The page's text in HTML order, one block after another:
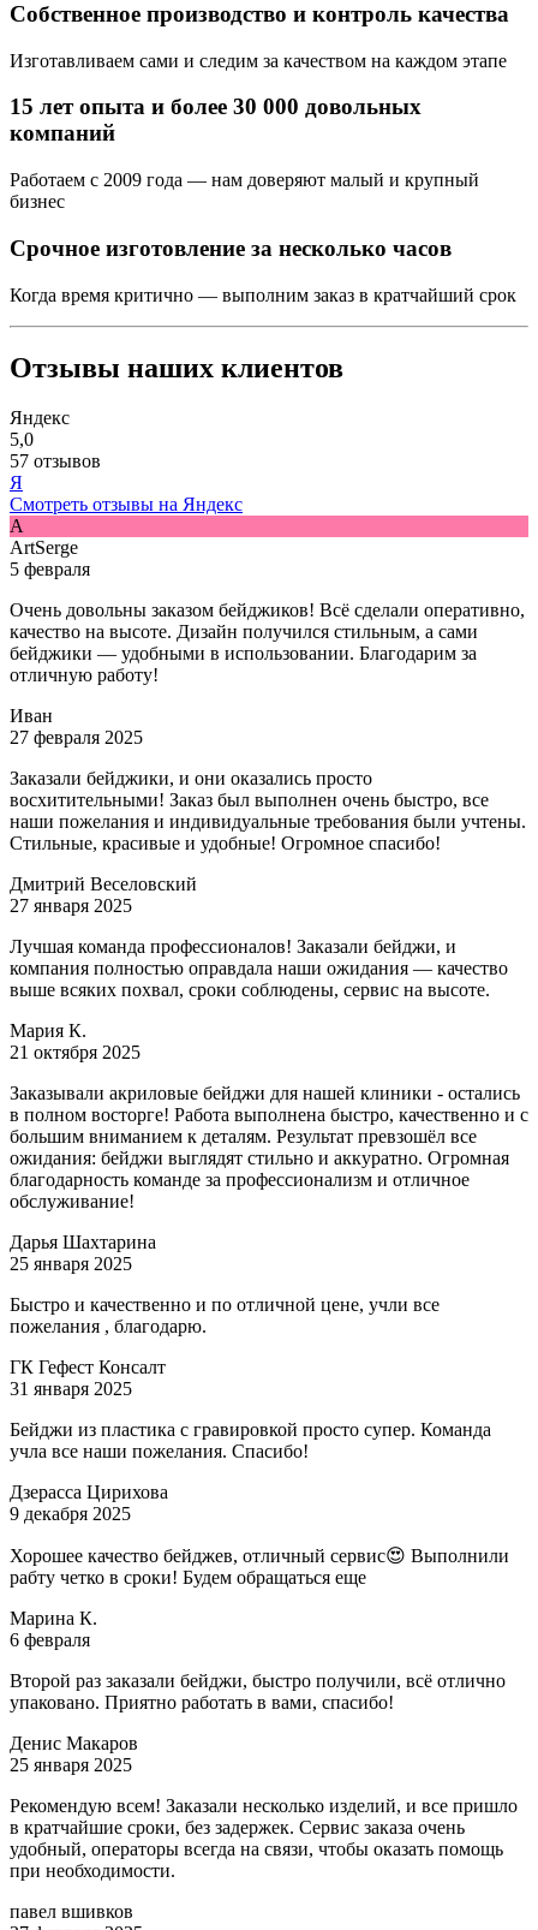
Собственное производство и контроль качества
Изготавливаем сами и следим за качеством на каждом этапе
15 лет опыта и более 30 000 довольных
компаний
Работаем с 2009 года — нам доверяют малый и крупный
бизнес
Срочное изготовление за несколько часов
Когда время критично — выполним заказ в кратчайший срок
Отзывы наших клиентов
Яндекс
5,0
57 отзывов
Я
Смотреть отзывы на Яндекс
A
ArtSerge
5 февраля
Очень довольны заказом бейджиков! Всё сделали оперативно,
качество на высоте. Дизайн получился стильным, а сами
бейджики — удобными в использовании. Благодарим за
отличную работу!
Иван
27 февраля 2025
Заказали бейджики, и они оказались просто
восхитительными! Заказ был выполнен очень быстро, все
наши пожелания и индивидуальные требования были учтены.
Стильные, красивые и удобные! Огромное спасибо!
Дмитрий Веселовский
27 января 2025
Лучшая команда профессионалов! Заказали бейджи, и
компания полностью оправдала наши ожидания — качество
выше всяких похвал, сроки соблюдены, сервис на высоте.
Мария К.
21 октября 2025
Заказывали акриловые бейджи для нашей клиники - остались
в полном восторге! Работа выполнена быстро, качественно и с
большим вниманием к деталям. Результат превзошёл все
ожидания: бейджи выглядят стильно и аккуратно. Огромная
благодарность команде за профессионализм и отличное
обслуживание!
Дарья Шахтарина
25 января 2025
Быстро и качественно и по отличной цене, учли все
пожелания , благодарю.
ГК Гефест Консалт
31 января 2025
Бейджи из пластика с гравировкой просто супер. Команда
учла все наши пожелания. Спасибо!
Дзерасса Цирихова
9 декабря 2025
Хорошее качество бейджев, отличный сервис😍 Выполнили
рабту четко в сроки! Будем обращаться еще
Марина К.
6 февраля
Второй раз заказали бейджи, быстро получили, всё отлично
упаковано. Приятно работать в вами, спасибо!
Денис Макаров
25 января 2025
Рекомендую всем! Заказали несколько изделий, и все пришло
в кратчайшие сроки, без задержек. Сервис заказа очень
удобный, операторы всегда на связи, чтобы оказать помощь
при необходимости.
павел вшивков